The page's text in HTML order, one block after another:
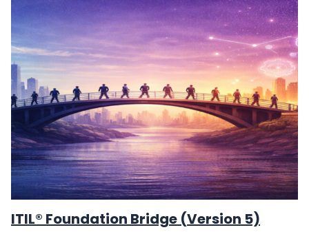
ITIL® Foundation Bridge (Version 5)